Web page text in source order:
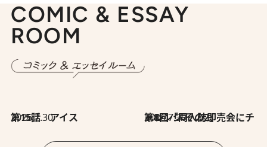
COMIC & ESSAY
ROOM
2026.7.30
第15話 アイス 2026.7.30
第8回「同人誌即売会にチャレンジ その2」